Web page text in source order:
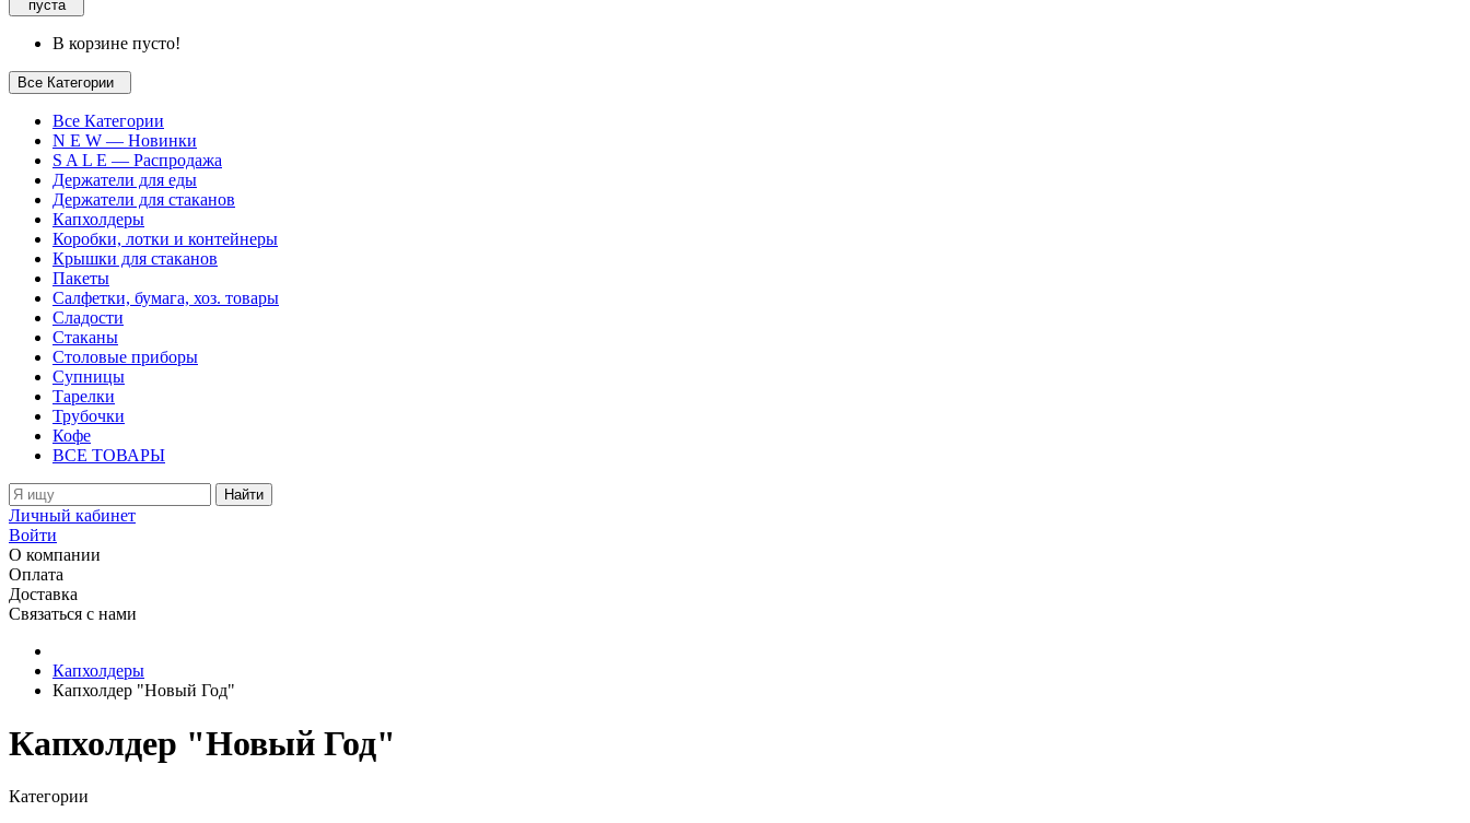
пуста
В корзине пусто!
Все Категории
Все Категории
N E W — Новинки
S A L E — Распродажа
Держатели для еды
Держатели для стаканов
Капхолдеры
Коробки, лотки и контейнеры
Крышки для стаканов
Пакеты
Салфетки, бумага, хоз. товары
Сладости
Стаканы
Столовые приборы
Супницы
Тарелки
Трубочки
Кофе
ВСЕ ТОВАРЫ
Найти
Личный кабинет
Войти
О компании
Оплата
Доставка
Связаться с нами
Капхолдеры
Капхолдер "Новый Год"
Капхолдер "Новый Год"
Категории